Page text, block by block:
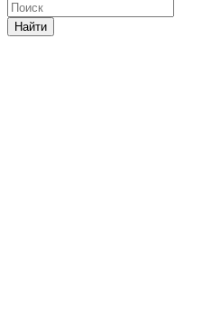
Найти